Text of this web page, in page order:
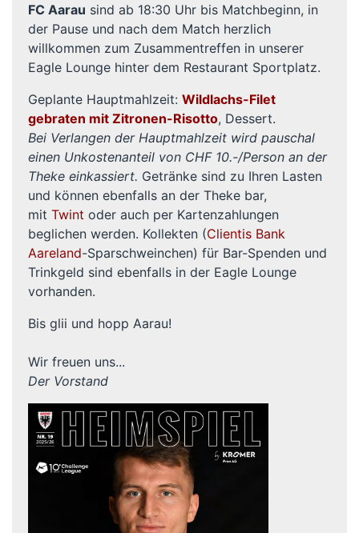
FC Aarau sind ab 18:30 Uhr bis Matchbeginn, in
der Pause und nach dem Match herzlich
willkommen zum Zusammentreffen in unserer
Eagle Lounge hinter dem Restaurant Sportplatz.
Geplante Hauptmahlzeit: Wildlachs-Filet
gebraten mit Zitronen-Risotto, Dessert.
Bei Verlangen der Hauptmahlzeit wird pauschal
einen Unkostenanteil von CHF 10.-/Person an der
Theke einkassiert. Getränke sind zu Ihren Lasten
und können ebenfalls an der Theke bar,
mit Twint oder auch per Kartenzahlungen
beglichen werden. Kollekten (Clientis Bank
Aareland-Sparschweinchen) für Bar-Spenden und
Trinkgeld sind ebenfalls in der Eagle Lounge
vorhanden.
Bis glii und hopp Aarau!
Wir freuen uns...
Der Vorstand